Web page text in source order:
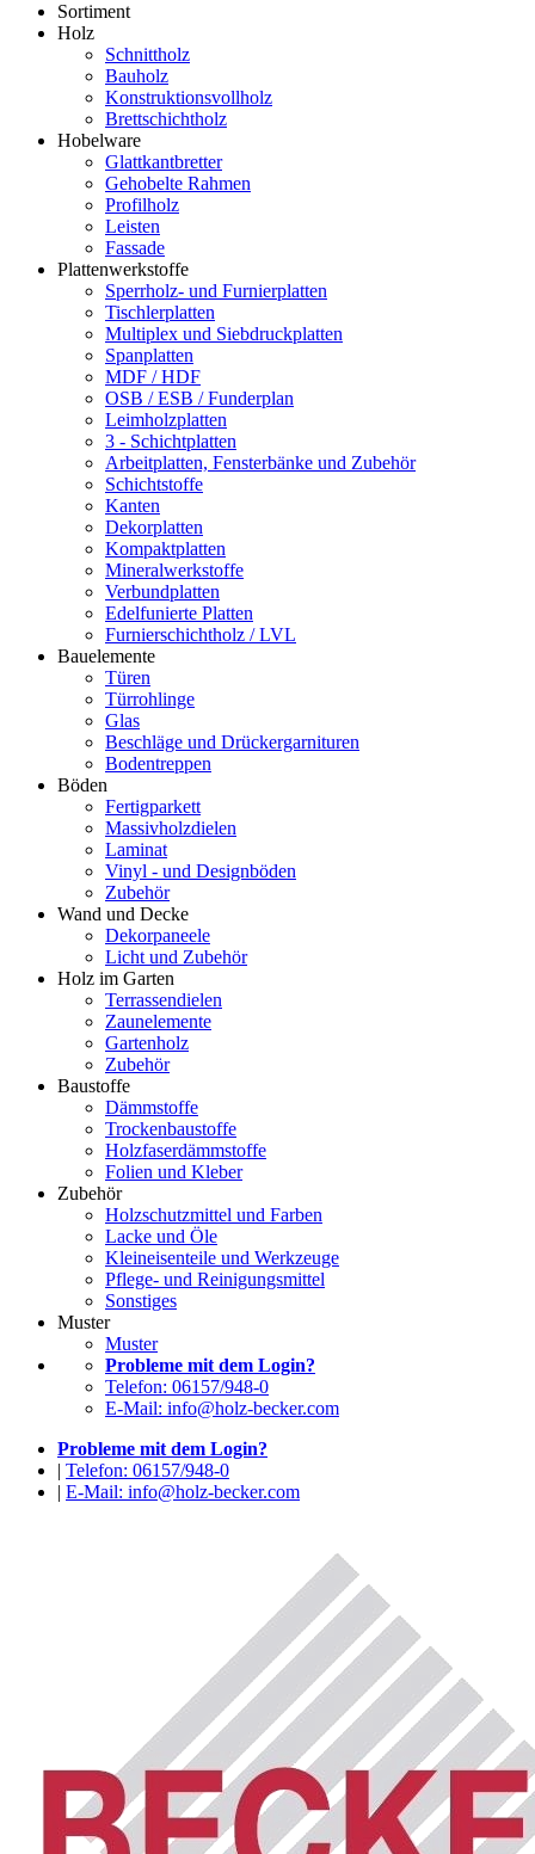
Sortiment
Holz
Schnittholz
Bauholz
Konstruktionsvollholz
Brettschichtholz
Hobelware
Glattkantbretter
Gehobelte Rahmen
Profilholz
Leisten
Fassade
Plattenwerkstoffe
Sperrholz- und Furnierplatten
Tischlerplatten
Multiplex und Siebdruckplatten
Spanplatten
MDF / HDF
OSB / ESB / Funderplan
Leimholzplatten
3 - Schichtplatten
Arbeitplatten, Fensterbänke und Zubehör
Schichtstoffe
Kanten
Dekorplatten
Kompaktplatten
Mineralwerkstoffe
Verbundplatten
Edelfunierte Platten
Furnierschichtholz / LVL
Bauelemente
Türen
Türrohlinge
Glas
Beschläge und Drückergarnituren
Bodentreppen
Böden
Fertigparkett
Massivholzdielen
Laminat
Vinyl - und Designböden
Zubehör
Wand und Decke
Dekorpaneele
Licht und Zubehör
Holz im Garten
Terrassendielen
Zaunelemente
Gartenholz
Zubehör
Baustoffe
Dämmstoffe
Trockenbaustoffe
Holzfaserdämmstoffe
Folien und Kleber
Zubehör
Holzschutzmittel und Farben
Lacke und Öle
Kleineisenteile und Werkzeuge
Pflege- und Reinigungsmittel
Sonstiges
Muster
Muster
Probleme mit dem Login?
Telefon: 06157/948-0
E-Mail: info@holz-becker.com
Probleme mit dem Login?
| Telefon: 06157/948-0
| E-Mail: info@holz-becker.com